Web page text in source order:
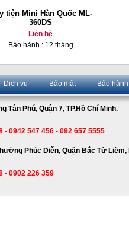
tiện Mini Hàn Quốc ML-
360DS
Liên hệ
Bảo hành : 12 tháng
Dịch vụ Bảo mật Bảo hành
Phú, Quận 7, TP.Hồ Chí Minh.
- 0942 547 456 - 092 657 5555
Phúc Diễn, Quận Bắc Từ Liêm,
- 0902 226 359